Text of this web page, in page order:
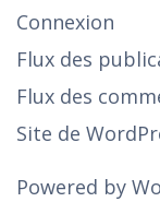
Connexion
Flux des
Flux des
Site de
Powered by